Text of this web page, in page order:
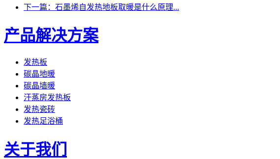
下一篇：石墨烯自发热地板取暖是什么原理...
产品解决方案
发热板
碳晶地暖
碳晶墙暖
汗蒸房发热板
发热瓷砖
发热足浴桶
关于我们